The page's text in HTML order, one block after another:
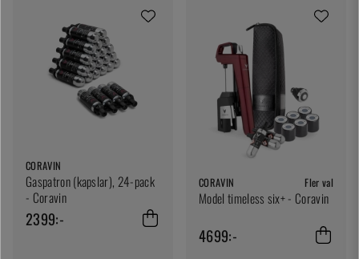
CORAVIN
Gaspatron (kapslar), 24-pack
- Coravin
2399:-
CORAVIN Fler val
Model timeless six+ - Coravin
4699:-